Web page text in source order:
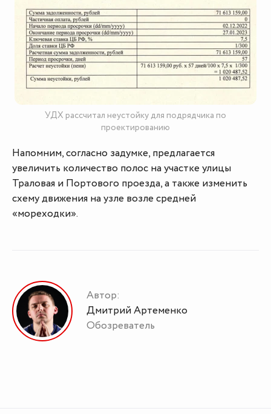
УДХ рассчитал неустойку для подрядчика по
проектированию
Напомним, согласно задумке, предлагается
увеличить количество полос на участке улицы
Траловая и Портового проезда, а также изменить
схему движения на узле возле средней
«мореходки».
Автор:
Дмитрий Артеменко
Обозреватель